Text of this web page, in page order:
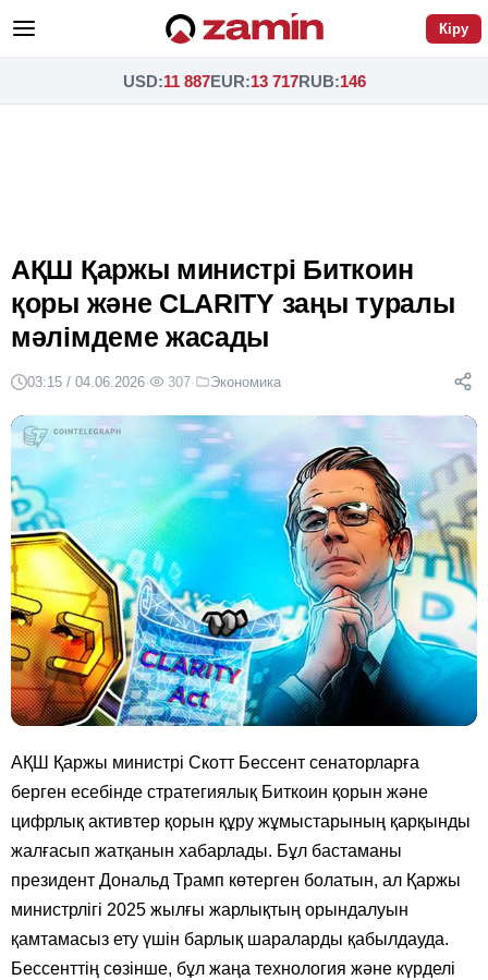
Кіру
USD:11 887EUR:13 717RUB:146
АҚШ Қаржы министрі Биткоин
қоры және CLARITY заңы туралы
мәлімдеме жасады
03:15 / 04.06.2026· 307· Экономика
АҚШ Қаржы министрі Скотт Бессент сенаторларға
берген есебінде стратегиялық Биткоин қорын және
цифрлық активтер қорын құру жұмыстарының қарқынды
жалғасып жатқанын хабарлады. Бұл бастаманы
президент Дональд Трамп көтерген болатын, ал Қаржы
министрлігі 2025 жылғы жарлықтың орындалуын
қамтамасыз ету үшін барлық шараларды қабылдауда.
Бессенттің сөзінше, бұл жаңа технология және күрделі